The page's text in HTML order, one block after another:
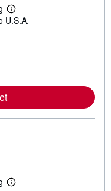
L
e
o
u
i
U.S.A.
L